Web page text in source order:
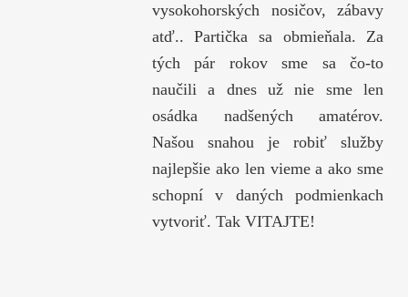
vysokohorských nosičov, zábavy
atď.. Partička sa obmieňala. Za
tých pár rokov sme sa čo-to
naučili a dnes už nie sme len
osádka nadšených amatérov.
Našou snahou je robiť služby
najlepšie ako len vieme a ako sme
schopní v daných podmienkach
vytvoriť. Tak VITAJTE!